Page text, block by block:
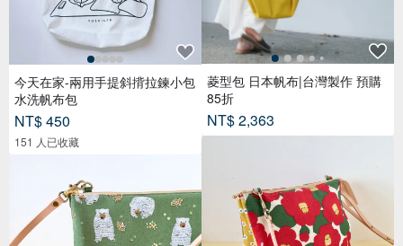
今天在家-兩用手提斜揹拉鍊小包
水洗帆布包
NT$ 450
151 人已收藏
菱型包 日本帆布|台灣製作 預購
85折
NT$ 2,363